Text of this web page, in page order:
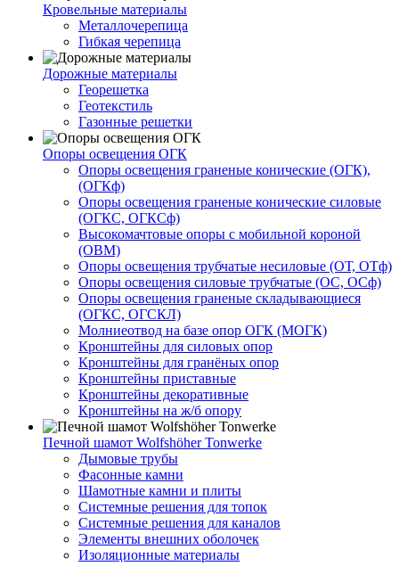
Кровельные материалы
Металлочерепица
Гибкая черепица
Дорожные материалы
Георешетка
Геотекстиль
Газонные решетки
Опоры освещения ОГК
Опоры освещения граненые конические (ОГК),
(ОГКф)
Опоры освещения граненые конические силовые
(ОГКС, ОГКСф)
Высокомачтовые опоры с мобильной короной
(ОВМ)
Опоры освещения трубчатые несиловые (ОТ, ОТф)
Опоры освещения силовые трубчатые (ОС, ОСф)
Опоры освещения граненые складывающиеся
(ОГКС, ОГСКЛ)
Молниеотвод на базе опор ОГК (МОГК)
Кронштейны для силовых опор
Кронштейны для гранёных опор
Кронштейны приставные
Кронштейны декоративные
Кронштейны на ж/б опору
Печной шамот Wolfshöher Tonwerke
Дымовые трубы
Фасонные камни
Шамотные камни и плиты
Системные решения для топок
Системные решения для каналов
Элементы внешних оболочек
Изоляционные материалы